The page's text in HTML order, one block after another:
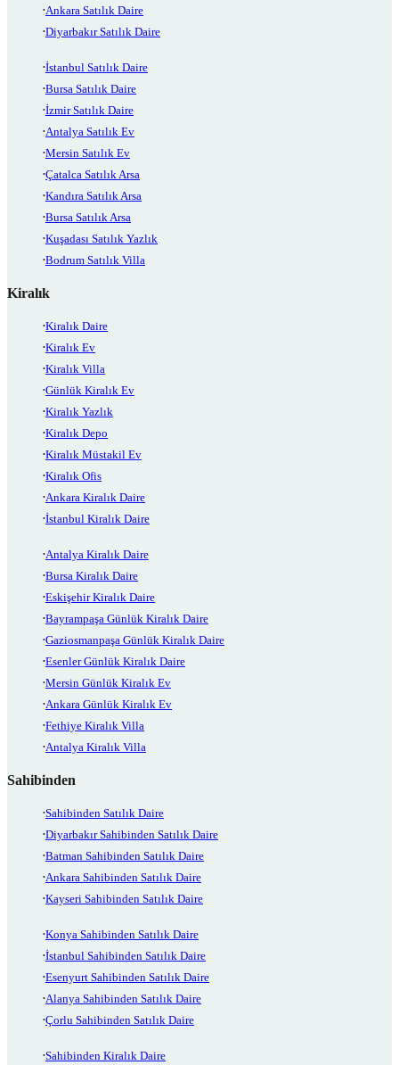
Ankara Satılık Daire
Diyarbakır Satılık Daire
İstanbul Satılık Daire
Bursa Satılık Daire
İzmir Satılık Daire
Antalya Satılık Ev
Mersin Satılık Ev
Çatalca Satılık Arsa
Kandıra Satılık Arsa
Bursa Satılık Arsa
Kuşadası Satılık Yazlık
Bodrum Satılık Villa
Kiralık
Kiralık Daire
Kiralık Ev
Kiralık Villa
Günlük Kiralık Ev
Kiralık Yazlık
Kiralık Depo
Kiralık Müstakil Ev
Kiralık Ofis
Ankara Kiralık Daire
İstanbul Kiralık Daire
Antalya Kiralık Daire
Bursa Kiralık Daire
Eskişehir Kiralık Daire
Bayrampaşa Günlük Kiralık Daire
Gaziosmanpaşa Günlük Kiralık Daire
Esenler Günlük Kiralık Daire
Mersin Günlük Kiralık Ev
Ankara Günlük Kiralık Ev
Fethiye Kiralık Villa
Antalya Kiralık Villa
Sahibinden
Sahibinden Satılık Daire
Diyarbakır Sahibinden Satılık Daire
Batman Sahibinden Satılık Daire
Ankara Sahibinden Satılık Daire
Kayseri Sahibinden Satılık Daire
Konya Sahibinden Satılık Daire
İstanbul Sahibinden Satılık Daire
Esenyurt Sahibinden Satılık Daire
Alanya Sahibinden Satılık Daire
Çorlu Sahibinden Satılık Daire
Sahibinden Kiralık Daire